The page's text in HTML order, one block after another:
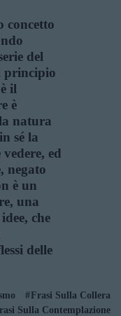
concetto
del
principio
il
è
natura
sé la
ed
negato
è un
una
che
delle
Frasi Sulla Collera
Sulla Contemplazione